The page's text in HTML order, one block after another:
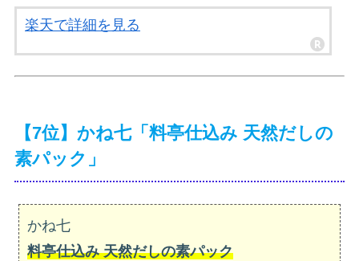
楽天で詳細を見る
【7位】かね七「料亭仕込み 天然だしの
素パック」
かね七
料亭仕込み 天然だしの素パック